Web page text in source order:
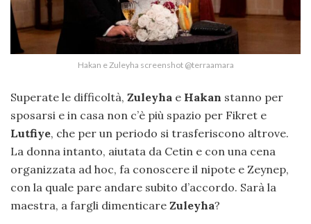
Hakan e Zuleyha screenshot @terraamara
Superate le difficoltà, Zuleyha e Hakan stanno per
sposarsi e in casa non c’è più spazio per Fikret e
Lutfiye, che per un periodo si trasferiscono altrove.
La donna intanto, aiutata da Cetin e con una cena
organizzata ad hoc, fa conoscere il nipote e Zeynep,
con la quale pare andare subito d’accordo. Sarà la
maestra, a fargli dimenticare Zuleyha?